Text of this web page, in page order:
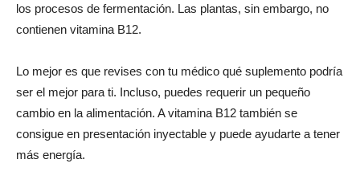
los procesos de fermentación. Las plantas, sin embargo, no
contienen vitamina B12.
Lo mejor es que revises con tu médico qué suplemento podría
ser el mejor para ti. Incluso, puedes requerir un pequeño
cambio en la alimentación. A vitamina B12 también se
consigue en presentación inyectable y puede ayudarte a tener
más energía.